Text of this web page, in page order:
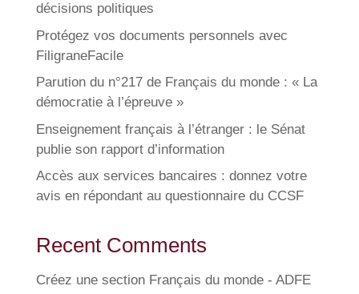
décisions politiques
Protégez vos documents personnels avec
FiligraneFacile
Parution du n°217 de Français du monde : « La
démocratie à l’épreuve »
Enseignement français à l’étranger : le Sénat
publie son rapport d’information
Accès aux services bancaires : donnez votre
avis en répondant au questionnaire du CCSF
Recent Comments
Créez une section Français du monde - ADFE